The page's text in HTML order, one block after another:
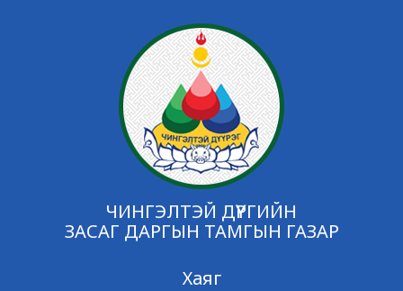
ЧИНГЭЛТЭЙ ДҮҮРГИЙН
ЗАСАГ ДАРГЫН ТАМГЫН ГАЗАР
Хаяг